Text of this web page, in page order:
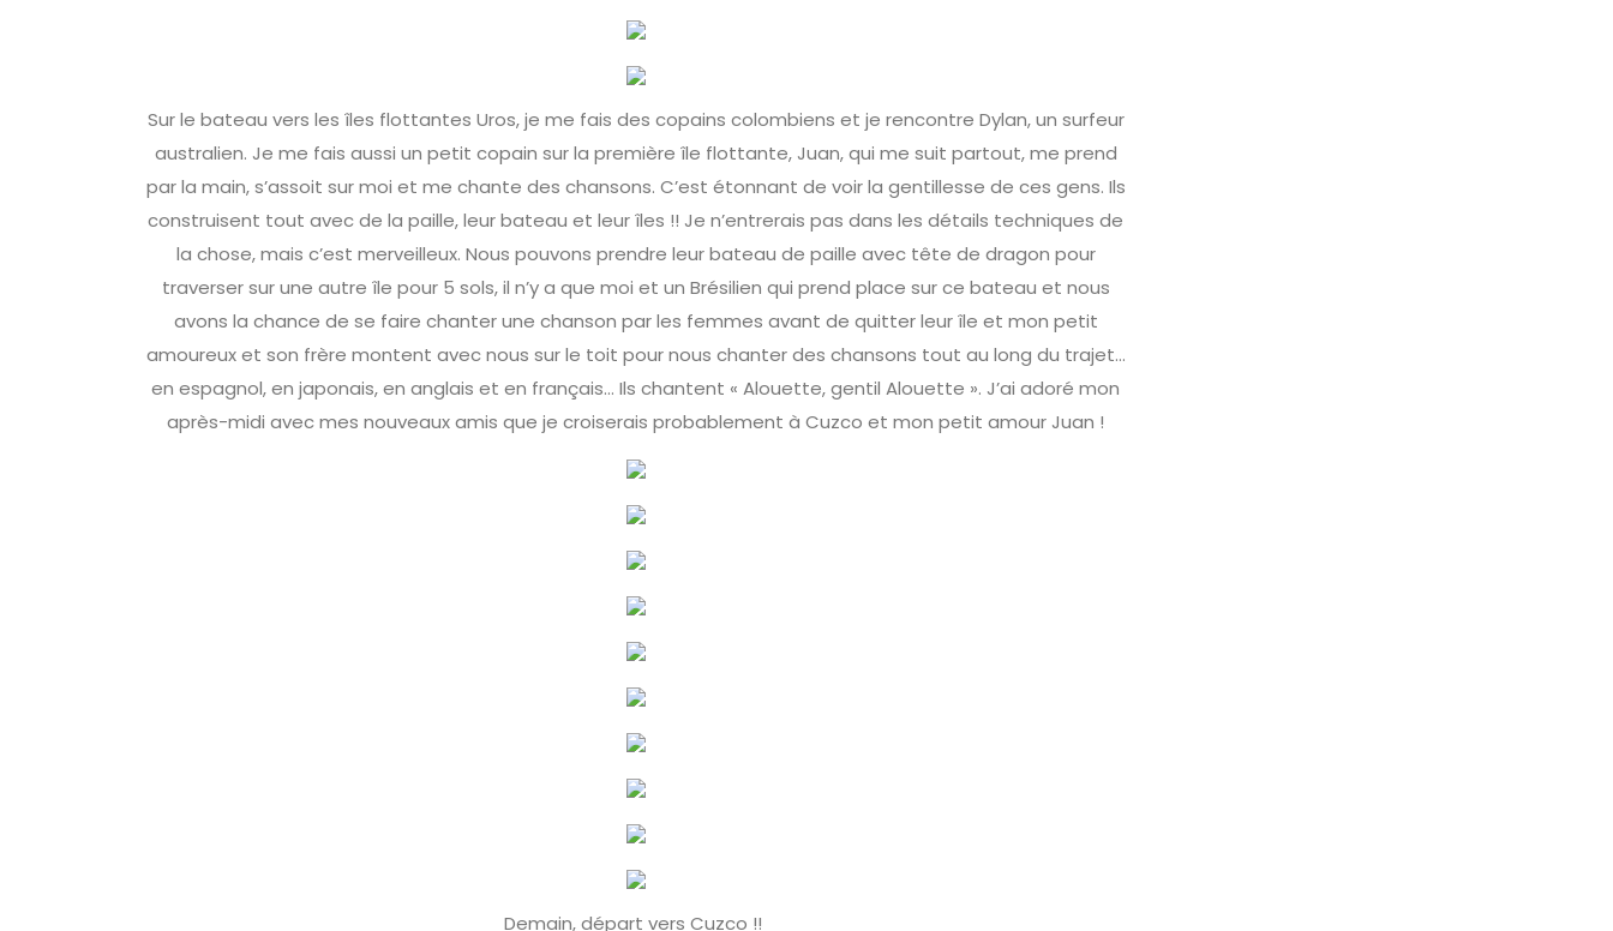
Sur le bateau vers les îles flottantes Uros, je me fais des copains colombiens et je rencontre Dylan, un surfeur
australien. Je me fais aussi un petit copain sur la première île flottante, Juan, qui me suit partout, me prend
par la main, s’assoit sur moi et me chante des chansons. C’est étonnant de voir la gentillesse de ces gens. Ils
construisent tout avec de la paille, leur bateau et leur îles !! Je n’entrerais pas dans les détails techniques de
la chose, mais c’est merveilleux. Nous pouvons prendre leur bateau de paille avec tête de dragon pour
traverser sur une autre île pour 5 sols, il n’y a que moi et un Brésilien qui prend place sur ce bateau et nous
avons la chance de se faire chanter une chanson par les femmes avant de quitter leur île et mon petit
amoureux et son frère montent avec nous sur le toit pour nous chanter des chansons tout au long du trajet...
en espagnol, en japonais, en anglais et en français… Ils chantent « Alouette, gentil Alouette ». J’ai adoré mon
après-midi avec mes nouveaux amis que je croiserais probablement à Cuzco et mon petit amour Juan !
Demain, départ vers Cuzco !!